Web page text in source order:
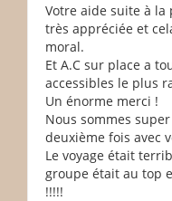
Votre aide suite à la
très appréciée et
moral.
Et A.C sur place a
accessibles le plus
Un énorme merci !
Nous sommes
deuxième fois avec
Le voyage était
groupe était au top
!!!!!